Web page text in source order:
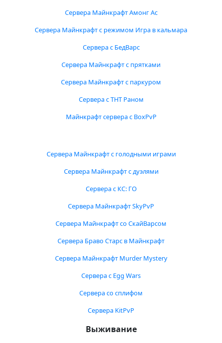
Сервера Майнкрафт Амонг Ас
Сервера Майнкрафт с режимом Игра в кальмара
Сервера с БедВарс
Сервера Майнкрафт с прятками
Сервера Майнкрафт с паркуром
Сервера с ТНТ Раном
Майнкрафт сервера с BoxPvP
Сервера Майнкрафт с голодными играми
Сервера Майнкрафт с дуэлями
Сервера с КС: ГО
Сервера Майнкрафт SkyPvP
Сервера Майнкрафт со СкайВарсом
Сервера Браво Старс в Майнкрафт
Сервера Майнкрафт Murder Mystery
Сервера с Egg Wars
Сервера со сплифом
Сервера KitPvP
Выживание